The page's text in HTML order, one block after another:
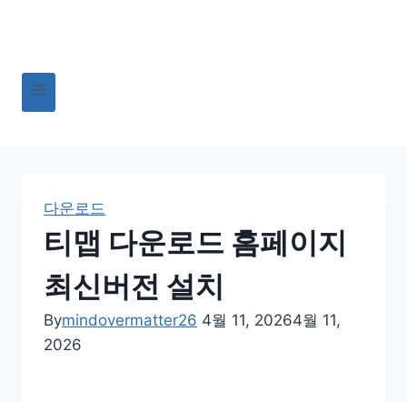
다운로드
티맵 다운로드 홈페이지
최신버전 설치
Bymindovermatter26 4월 11, 20264월 11,
2026